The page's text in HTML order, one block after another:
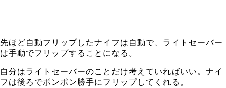
先ほど自動フリップしたナイフは自動で、ライトセーバー
は手動でフリップすることになる。
自分はライトセーバーのことだけ考えていればいい。ナイ
フは後ろでポンポン勝手にフリップしてくれる。